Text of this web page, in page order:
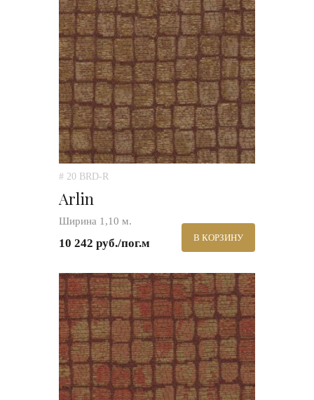
# 20 BRD-R
Arlin
Ширина 1,10 м.
10 242 руб./пог.м В КОРЗИНУ